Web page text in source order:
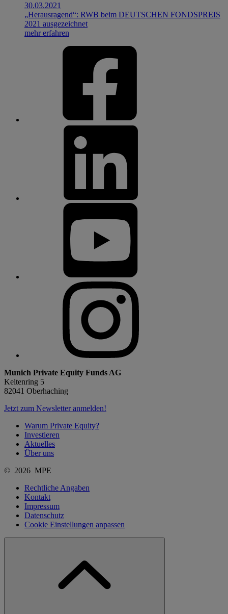
30.03.2021
„Herausragend“: RWB beim DEUTSCHEN FONDSPREIS
2021 ausgezeichnet
mehr erfahren
Munich Private Equity Funds AG
Keltenring 5
82041 Oberhaching
Jetzt zum Newsletter anmelden!
Warum Private Equity?
Investieren
Aktuelles
Über uns
© 2026 MPE
Rechtliche Angaben
Kontakt
Impressum
Datenschutz
Cookie Einstellungen anpassen